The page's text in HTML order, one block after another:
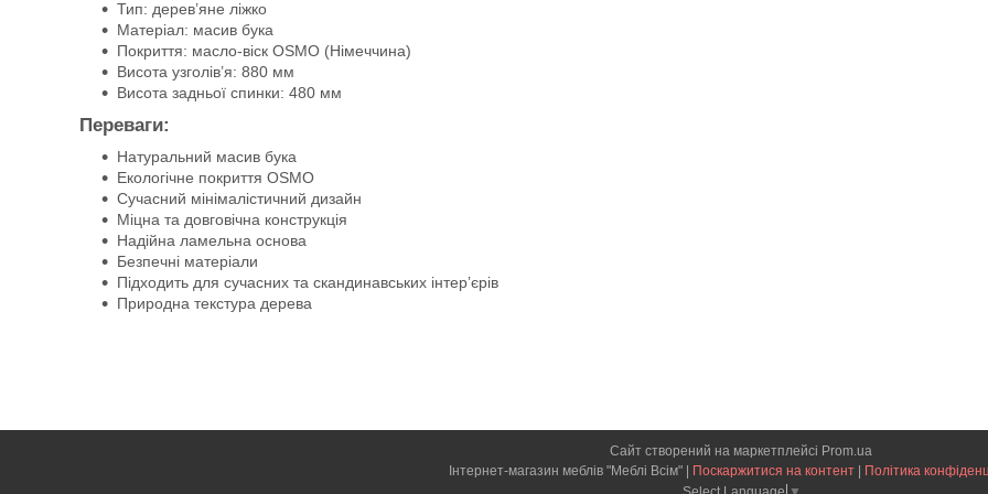
Тип: дерев’яне ліжко
Матеріал: масив бука
Покриття: масло-віск OSMO (Німеччина)
Висота узголів’я: 880 мм
Висота задньої спинки: 480 мм
Переваги:
Натуральний масив бука
Екологічне покриття OSMO
Сучасний мінімалістичний дизайн
Міцна та довговічна конструкція
Надійна ламельна основа
Безпечні матеріали
Підходить для сучасних та скандинавських інтер’єрів
Природна текстура дерева
Сайт створений на маркетплейсі Prom.ua
Поскаржитися на контент
Політика